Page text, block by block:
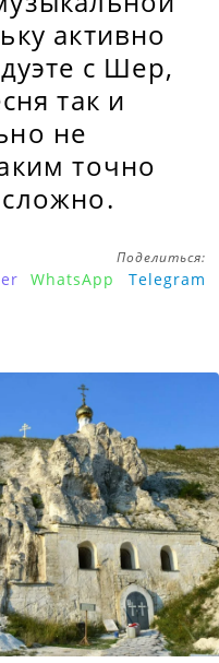
активно
с Шер,
так и
не
точно
Поделиться:
WhatsApp Telegram